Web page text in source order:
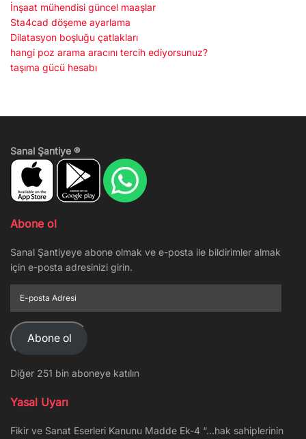
İnşaat mühendisi güncel maaşlar
Sta4cad döşeme ayarlama
Dilatasyon boşluğu çatlakları
hangi poz arama aracını tercih ediyorsunuz?
taşıma gücü hesabı
Sanal Şantiye ®
Abone ol
Sanal Şantiyeye abone olmak ve e-posta ile bildirimler almak
için e-posta adresinizi girin.
posta
Adresi
Abone ol
Diğer 251 bin aboneye katılın
Yasal Uyarı
Fikir ve Sanat Eserleri Kanunu Madde Ek-4 “…hak sahiplerinin